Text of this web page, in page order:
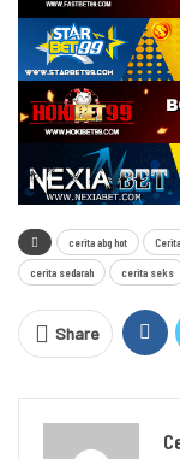
cerita abg hot
cerita sedarah cerita seks
Share